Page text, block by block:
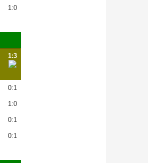
1:0
1:3
0:1
1:0
0:1
0:1